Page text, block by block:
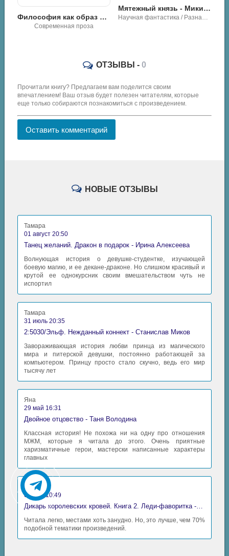
Философия как образ жизни - Делия Стейнберг Гусман
проза
Мятежный князь - Мики Яростный
Научная фантастика / Разная литература / Фэнтези
Роман /
ОТЗЫВЫ - 0
Прочитали книгу? Предлагаем вам поделится своим
впечатлением! Ваш отзыв будет полезен читателям, которые
еще только собираются познакомиться с произведением.
Оставить комментарий
НОВЫЕ ОТЗЫВЫ
Тамара
01 август 20:50
Танец желаний. Дракон в подарок - Ирина Алексеева
Волнующая история о девушке-студентке, изучающей
боевую магию, и ее декане-драконе. Но слишком красивый и
крутой ее однокурсник своим вмешательством чуть не
испортил
Тамара
31 июль 20:35
2:5030/Эльф. Нежданный коннект - Станислав Миков
Завораживающая история любви принца из магического
мира и питерской девушки, постоянно работающей за
компьютером. Принцу просто стало скучно, ведь его мир
тысячу лет
Яна
29 май 16:31
Двойное отцовство - Таня Володина
Классная история! Не похожа ни на одну про отношения
МЖМ, которые я читала до этого. Очень приятные
харизматичные герои, мастерски написанные характеры
главных
Аида
06 май 10:49
Дикарь королевских кровей. Книга 2. Леди-фаворитка - Анна Сергеевна Гаврилова
Читала легко, местами хоть занудно. Но, это лучше, чем 70%
подобной тематики произведений.